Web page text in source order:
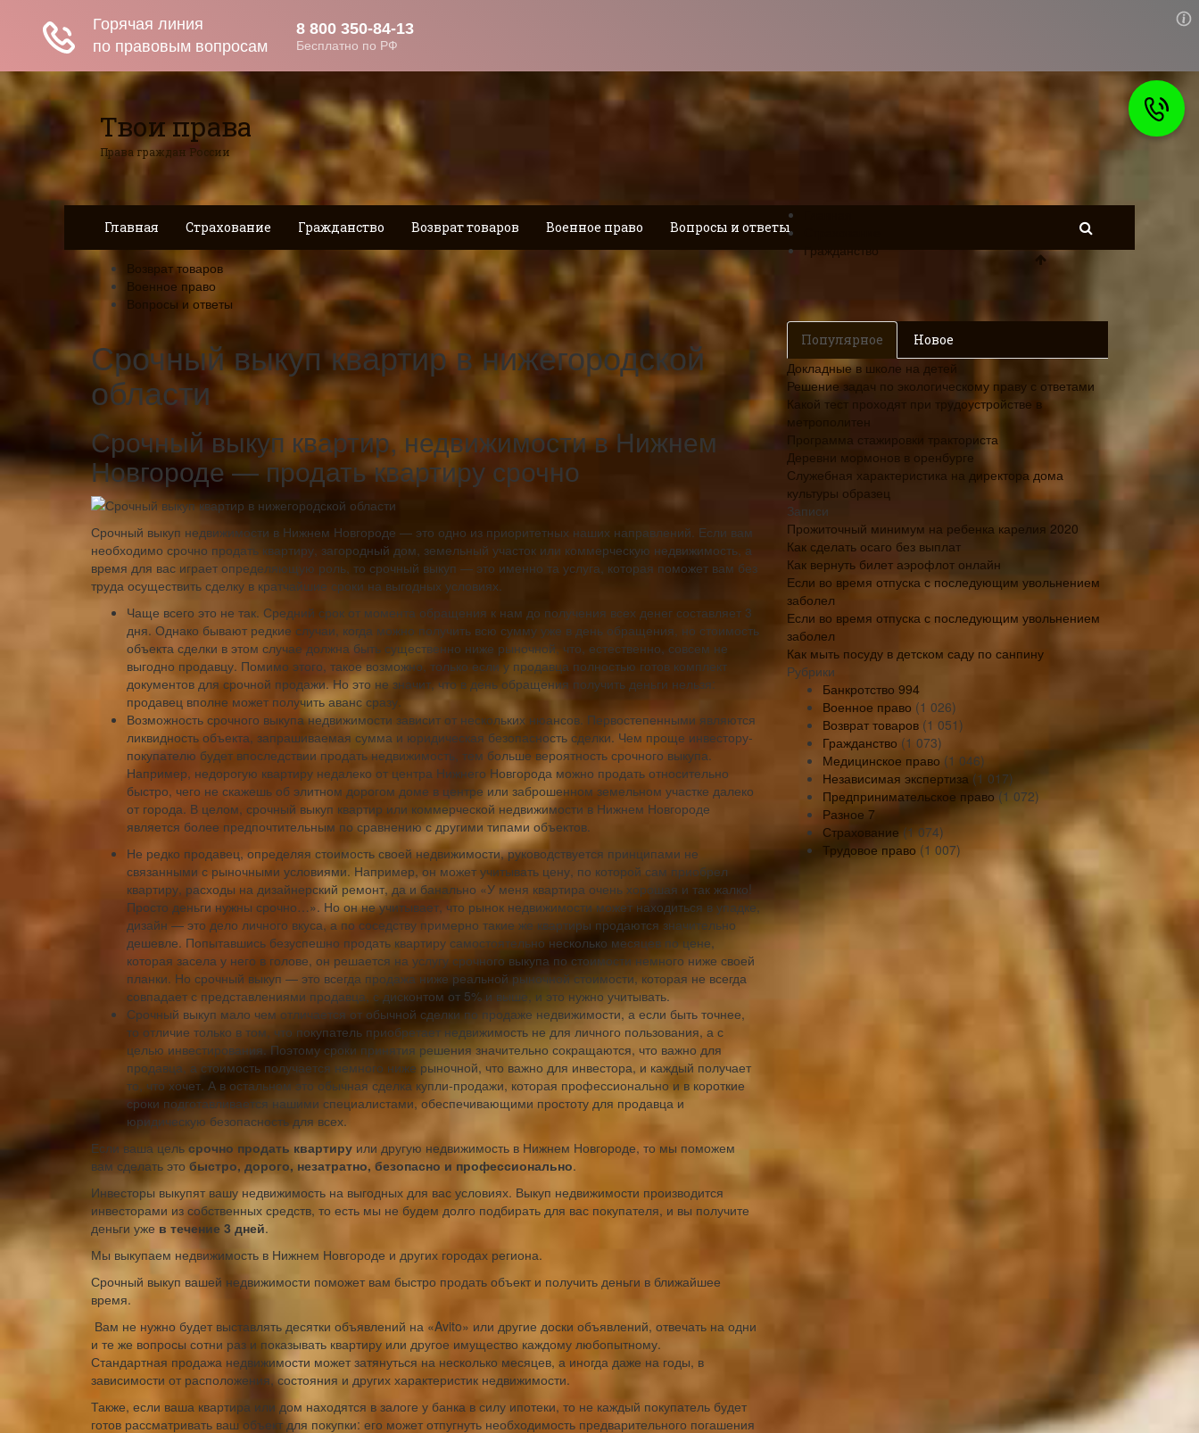
Твои права
Права граждан России
Главная Страхование Гражданство Возврат товаров Военное право Вопросы и ответы
Гражданство
Возврат товаров
Военное право
Вопросы и ответы
Срочный выкуп квартир в нижегородской
области
Срочный выкуп квартир, недвижимости в Нижнем
Новгороде — продать квартиру срочно
Срочный выкуп недвижимости в Нижнем Новгороде — это одно из приоритетных наших направлений. Если вам
необходимо срочно продать квартиру, загородный дом, земельный участок или коммерческую недвижимость, а
время для вас играет определяющую роль, то срочный выкуп — это именно та услуга, которая поможет вам без
труда осуществить сделку в кратчайшие сроки на выгодных условиях.
Чаще всего это не так. Средний срок от момента обращения к нам до получения всех денег составляет 3
дня. Однако бывают редкие случаи, когда можно получить всю сумму уже в день обращения, но стоимость
объекта сделки в этом случае должна быть существенно ниже рыночной, что, естественно, совсем не
выгодно продавцу. Помимо этого, такое возможно, только если у продавца полностью готов комплект
документов для срочной продажи. Но это не значит, что в день обращения получить деньги нельзя:
продавец вполне может получить аванс сразу.
Возможность срочного выкупа недвижимости зависит от нескольких нюансов. Первостепенными являются
ликвидность объекта, запрашиваемая сумма и юридическая безопасность сделки. Чем проще инвестору-
покупателю будет впоследствии продать недвижимость, тем больше вероятность срочного выкупа.
Например, недорогую квартиру недалеко от центра Нижнего Новгорода можно продать относительно
быстро, чего не скажешь об элитном дорогом доме в центре или заброшенном земельном участке далеко
от города. В целом, срочный выкуп квартир или коммерческой недвижимости в Нижнем Новгороде
является более предпочтительным по сравнению с другими типами объектов.
Не редко продавец, определяя стоимость своей недвижимости, руководствуется принципами не
связанными с рыночными условиями. Например, он может учитывать цену, по которой сам приобрел
квартиру, расходы на дизайнерский ремонт, да и банально «У меня квартира очень хорошая и так жалко!
Просто деньги нужны срочно…». Но он не учитывает, что рынок недвижимости может находиться в упадке,
дизайн — это дело личного вкуса, а по соседству примерно такие же квартиры продаются значительно
дешевле. Попытавшись безуспешно продать квартиру самостоятельно несколько месяцев по цене,
которая засела у него в голове, он решается на услугу срочного выкупа по стоимости немного ниже своей
планки. Но срочный выкуп — это всегда продажа ниже реальной рыночной стоимости, которая не всегда
совпадает с представлениями продавца, с дисконтом от 5% и выше, и это нужно учитывать.
Срочный выкуп мало чем отличается от обычной сделки по продаже недвижимости, а если быть точнее,
то отличие только в том, что покупатель приобретает недвижимость не для личного пользования, а с
целью инвестирования. Поэтому сроки принятия решения значительно сокращаются, что важно для
продавца, а стоимость получается немного ниже рыночной, что важно для инвестора, и каждый получает
то, что хочет. А в остальном это обычная сделка купли-продажи, которая профессионально и в короткие
сроки подготавливается нашими специалистами, обеспечивающими простоту для продавца и
юридическую безопасность для всех.
Если ваша цельсрочно продать квартиру или другую недвижимость в Нижнем Новгороде, то мы поможем
вам сделать это быстро, дорого, незатратно, безопасно и профессионально.
Инвесторы выкупят вашу недвижимость на выгодных для вас условиях. Выкуп недвижимости производится
инвесторами из собственных средств, то есть мы не будем долго подбирать для вас покупателя, и вы получите
деньги уже в течение 3 дней.
Мы выкупаем недвижимость в Нижнем Новгороде и других городах региона.
Срочный выкуп вашей недвижимости поможет вам быстро продать объект и получить деньги в ближайшее
время.
Вам не нужно будет выставлять десятки объявлений на «Avito» или другие доски объявлений, отвечать на одни
и те же вопросы сотни раз и показывать квартиру или другое имущество каждому любопытному.
Стандартная продажа недвижимости может затянуться на несколько месяцев, а иногда даже на годы, в
зависимости от расположения, состояния и других характеристик недвижимости.
Также, если ваша квартира или дом находятся в залоге у банка в силу ипотеки, то не каждый покупатель будет
готов рассматривать ваш объект для покупки: его может отпугнуть необходимость предварительного погашения
Популярное Новое
Докладные в школе на детей
Решение задач по экологическому праву с ответами
Какой тест проходят при трудоустройстве в
метрополитен
Программа стажировки тракториста
Деревни мормонов в оренбурге
Служебная характеристика на директора дома
культуры образец
Записи
Прожиточный минимум на ребенка карелия 2020
Как сделать осаго без выплат
Как вернуть билет аэрофлот онлайн
Если во время отпуска с последующим увольнением
заболел
Если во время отпуска с последующим увольнением
заболел
Как мыть посуду в детском саду по санпину
Рубрики
Банкротство 994
Военное право (1 026)
Возврат товаров (1 051)
Гражданство (1 073)
Медицинское право (1 046)
Независимая экспертиза (1 017)
Предпринимательское право (1 072)
Разное 7
Страхование (1 074)
Трудовое право (1 007)